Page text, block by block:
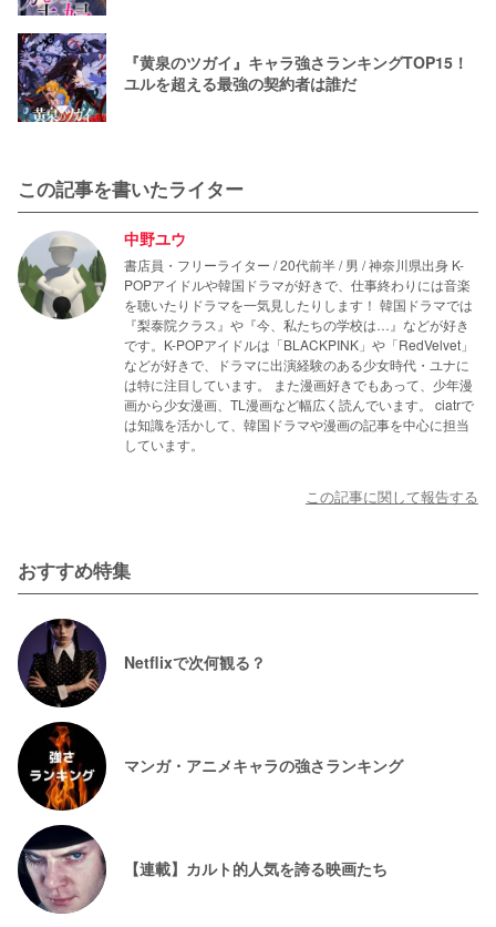
『黄泉のツガイ』キャラ強さランキングTOP15！
ユルを超える最強の契約者は誰だ
この記事を書いたライター
中野ユウ
書店員・フリーライター / 20代前半 / 男 / 神奈川県出身 K-
POPアイドルや韓国ドラマが好きで、仕事終わりには音楽
を聴いたりドラマを一気見したりします！ 韓国ドラマでは
『梨泰院クラス』や『今、私たちの学校は…』などが好き
です。K-POPアイドルは「BLACKPINK」や「RedVelvet」
などが好きで、ドラマに出演経験のある少女時代・ユナに
は特に注目しています。 また漫画好きでもあって、少年漫
画から少女漫画、TL漫画など幅広く読んでいます。 ciatrで
は知識を活かして、韓国ドラマや漫画の記事を中心に担当
しています。
この記事に関して報告する
おすすめ特集
Netflixで次何観る？
マンガ・アニメキャラの強さランキング
【連載】カルト的人気を誇る映画たち